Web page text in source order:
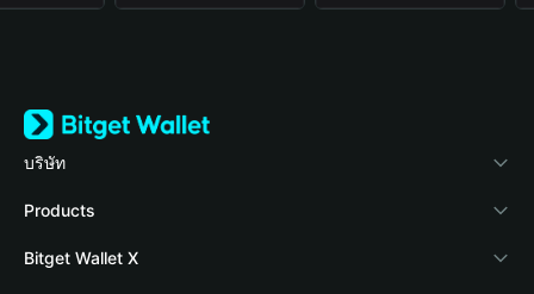
บริษัท
เกี่ยวกับ Bitget Wallet
Blog
Products
Crypto Card
Bitget Wallet X